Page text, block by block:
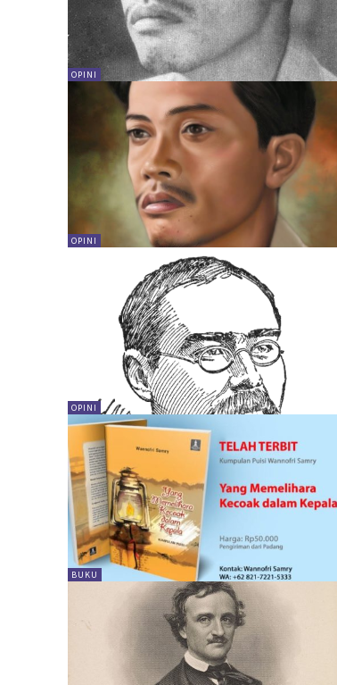
OPINI
OPINI
OPINI
BUKU